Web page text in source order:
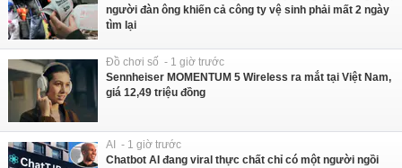
người đàn ông khiến cả công ty vệ sinh phải mất 2 ngày
tìm lại
Đồ chơi số - 1 giờ trước
Sennheiser MOMENTUM 5 Wireless ra mắt tại Việt Nam,
giá 12,49 triệu đồng
AI - 1 giờ trước
Chatbot AI đang viral thực chất chỉ có một người ngồi